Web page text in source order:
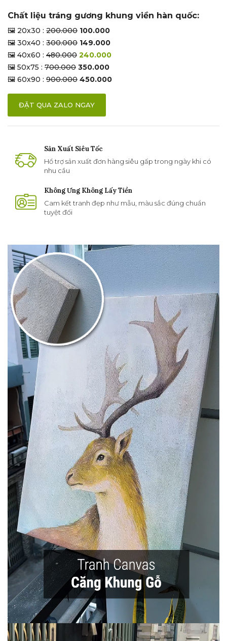
Chất liệu tráng gương khung viền hàn quốc:
🖼 20x30 : 200.000 100.000
🖼 30x40 : 300.000 149.000
🖼 40x60 : 480.000 240.000
🖼 50x75 : 700.000 350.000
🖼 60x90 : 900.000 450.000
ĐẶT QUA ZALO NGAY
Sản Xuất Siêu Tốc
Hổ trợ sản xuất đơn hàng siêu gấp trong ngày khi có
nhu cầu
Không Ưng Không Lấy Tiền
Cam kết tranh đẹp như mẫu, màu sắc đúng chuẩn
tuyệt đối